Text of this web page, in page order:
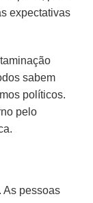
expectativas
sabem
políticos.
pelo
As pessoas